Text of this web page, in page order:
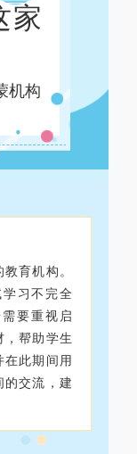
家
机构
育机构。
习不完全
要重视启
，帮助学生
此期间用
的交流，建